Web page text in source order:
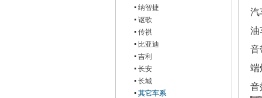
纳智捷
讴歌
传祺
比亚迪
吉利
长安
长城
其它车系
汽
油
音
端
音